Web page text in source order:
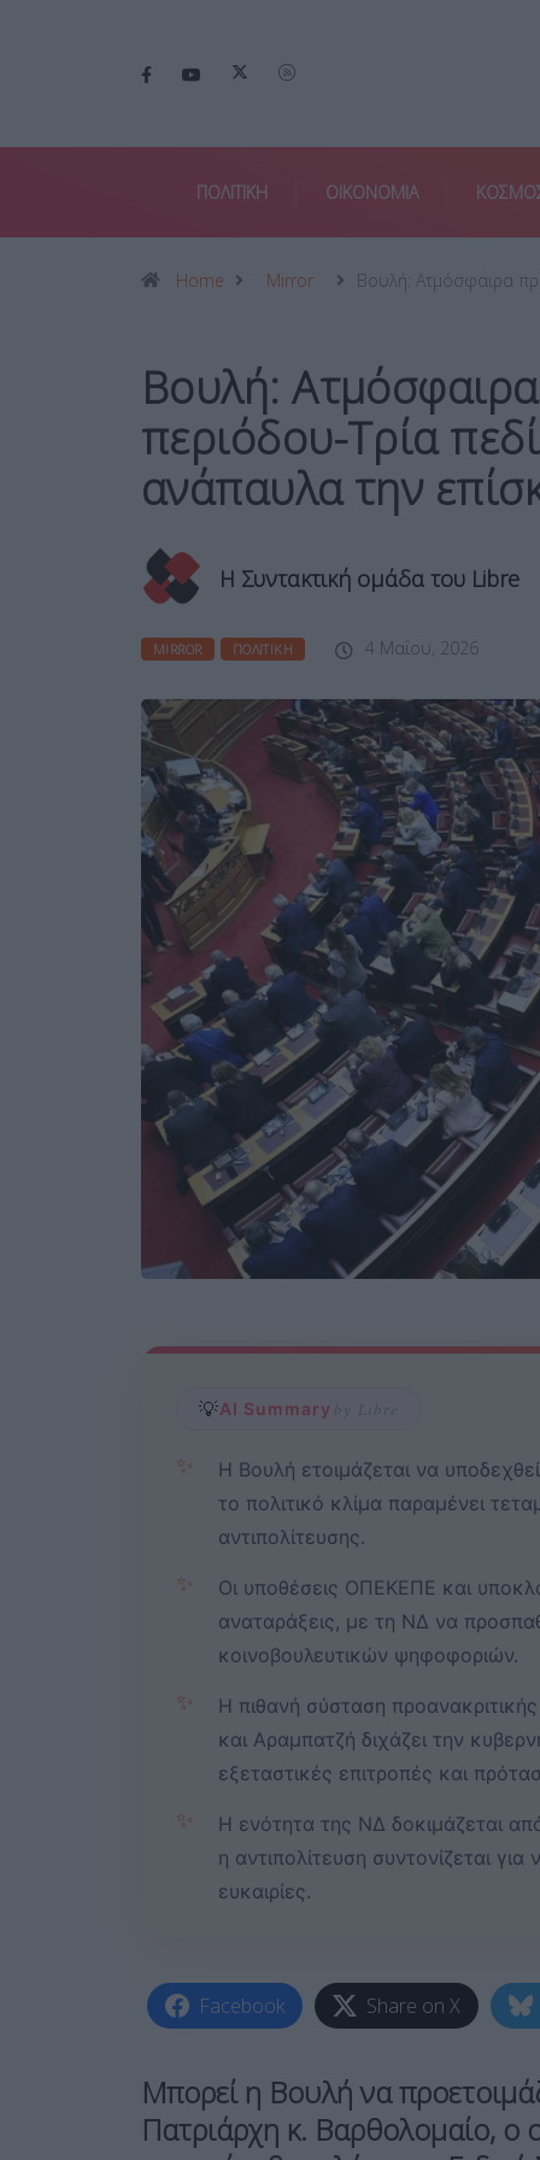
ΠΟΛΙΤΙΚΗ ΟΙΚΟΝΟΜΙΑ
Home Mirror Βουλή: Ατμόσφαιρα
Βουλή:
περιόδου-Τρία
ανάπαυλα την
Η Συντακτική ομάδα του Libre
MIRROR ΠΟΛΙΤΙΚΉ 4 Μαΐου, 2026
💡AI Summary by Libre
✨
Η Βουλή ετοιμάζεται να
το πολιτικό κλίμα παραμένει
αντιπολίτευσης.
✨
Οι υποθέσεις ΟΠΕΚΕΠΕ και
αναταράξεις, με τη ΝΔ να
κοινοβουλευτικών ψηφοφοριών.
✨
Η πιθανή σύσταση
και Αραμπατζή διχάζει την
εξεταστικές επιτροπές και
✨
Η ενότητα της ΝΔ δοκιμάζεται
η αντιπολίτευση συντονίζεται
ευκαιρίες.
Facebook Share on X
Μπορεί η Βουλή να
Πατριάρχη κ. Βαρθολομαίο, ο